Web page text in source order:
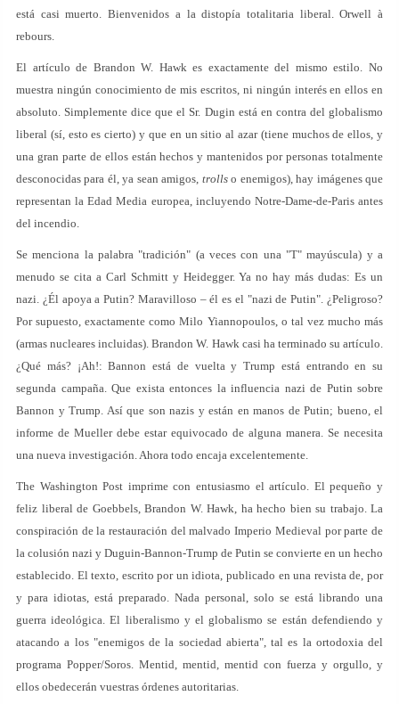
está casi muerto. Bienvenidos a la distopía totalitaria liberal. Orwell à
rebours.
El artículo de Brandon W. Hawk es exactamente del mismo estilo. No
muestra ningún conocimiento de mis escritos, ni ningún interés en ellos en
absoluto. Simplemente dice que el Sr. Dugin está en contra del globalismo
liberal (sí, esto es cierto) y que en un sitio al azar (tiene muchos de ellos, y
una gran parte de ellos están hechos y mantenidos por personas totalmente
desconocidas para él, ya sean amigos, trollso enemigos), hay imágenes que
representan la Edad Media europea, incluyendo Notre-Dame-de-Paris antes
del incendio.
Se menciona la palabra "tradición" (a veces con una "T" mayúscula) y a
menudo se cita a Carl Schmitt y Heidegger. Ya no hay más dudas: Es un
nazi. ¿Él apoya a Putin? Maravilloso – él es el "nazi de Putin". ¿Peligroso?
Por supuesto, exactamente como Milo Yiannopoulos, o tal vez mucho más
(armas nucleares incluidas). Brandon W. Hawk casi ha terminado su artículo.
¿Qué más? ¡Ah!: Bannon está de vuelta y Trump está entrando en su
segunda campaña. Que exista entonces la influencia nazi de Putin sobre
Bannon y Trump. Así que son nazis y están en manos de Putin; bueno, el
informe de Mueller debe estar equivocado de alguna manera. Se necesita
una nueva investigación. Ahora todo encaja excelentemente.
The Washington Post imprime con entusiasmo el artículo. El pequeño y
feliz liberal de Goebbels, Brandon W. Hawk, ha hecho bien su trabajo. La
conspiración de la restauración del malvado Imperio Medieval por parte de
la colusión nazi y Duguin-Bannon-Trump de Putin se convierte en un hecho
establecido. El texto, escrito por un idiota, publicado en una revista de, por
y para idiotas, está preparado. Nada personal, solo se está librando una
guerra ideológica. El liberalismo y el globalismo se están defendiendo y
atacando a los "enemigos de la sociedad abierta", tal es la ortodoxia del
programa Popper/Soros. Mentid, mentid, mentid con fuerza y orgullo, y
ellos obedecerán vuestras órdenes autoritarias.